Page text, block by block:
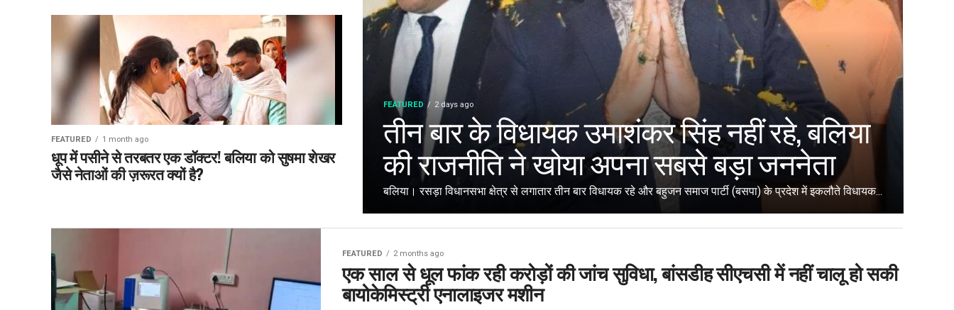
FEATURED 2 days ago
तीन बार के विधायक उमाशंकर सिंह नहीं रहे, बलिया
की राजनीति ने खोया अपना सबसे बड़ा जननेता
बलिया। रसड़ा विधानसभा क्षेत्र से लगातार तीन बार विधायक रहे और बहुजन समाज पार्टी (बसपा) के प्रदेश में इकलौते विधायक...
FEATURED 1 month ago
धूप में पसीने से तरबतर एक डॉक्टर! बलिया को सुषमा शेखर
जैसे नेताओं की ज़रूरत क्यों है?
FEATURED 2 months ago
एक साल से धूल फांक रही करोड़ों की जांच सुविधा, बांसडीह सीएचसी में नहीं चालू हो सकी
बायोकेमिस्ट्री एनालाइजर मशीन